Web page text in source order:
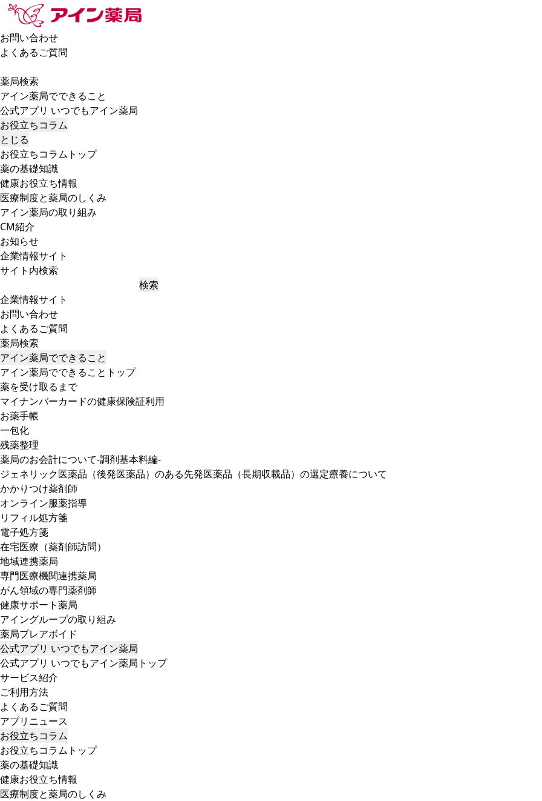
お問い合わせ
よくあるご質問
薬局検索
アイン薬局でできること
公式アプリ いつでもアイン薬局
お役立ちコラム
とじる
お役立ちコラムトップ
薬の基礎知識
健康お役立ち情報
医療制度と薬局のしくみ
アイン薬局の取り組み
CM紹介
お知らせ
企業情報サイト
サイト内検索
検索
企業情報サイト
お問い合わせ
よくあるご質問
薬局検索
アイン薬局でできること
アイン薬局でできることトップ
薬を受け取るまで
マイナンバーカードの健康保険証利用
お薬手帳
一包化
残薬整理
薬局のお会計について-調剤基本料編-
ジェネリック医薬品（後発医薬品）のある先発医薬品（長期収載品）の選定療養について
かかりつけ薬剤師
オンライン服薬指導
リフィル処方箋
電子処方箋
在宅医療（薬剤師訪問）
地域連携薬局
専門医療機関連携薬局
がん領域の専門薬剤師
健康サポート薬局
アイングループの取り組み
薬局プレアボイド
公式アプリ いつでもアイン薬局
公式アプリ いつでもアイン薬局トップ
サービス紹介
ご利用方法
よくあるご質問
アプリニュース
お役立ちコラム
お役立ちコラムトップ
薬の基礎知識
健康お役立ち情報
医療制度と薬局のしくみ